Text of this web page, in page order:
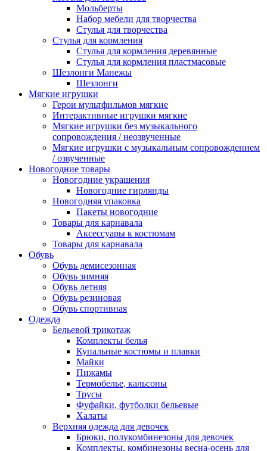
Мольберты
Набор мебели для творчества
Стулья для творчества
Стулья для кормления
Стулья для кормления деревянные
Стулья для кормления пластмасовые
Шезлонги Манежы
Шезлонги
Мягкие игрушки
Герои мультфильмов мягкие
Интерактивные игрушки мягкие
Мягкие игрушки без музыкального
сопровождения / неозвученные
Мягкие игрушки с музыкальным сопровождением
/ озвученные
Новогодние товары
Новогодние украшения
Новогодние гирлянды
Новогодняя упаковка
Пакеты новогодние
Товары для карнавала
Аксессуары к костюмам
Товары для карнавала
Обувь
Обувь демисезонная
Обувь зимняя
Обувь летняя
Обувь резиновая
Обувь спортивная
Одежда
Бельевой трикотаж
Комплекты белья
Купальные костюмы и плавки
Майки
Пижамы
Термобелье, кальсоны
Трусы
Фуфайки, футболки бельевые
Халаты
Верхняя одежда для девочек
Брюки, полукомбинезоны для девочек
Комплекты, комбинезоны весна-осень для